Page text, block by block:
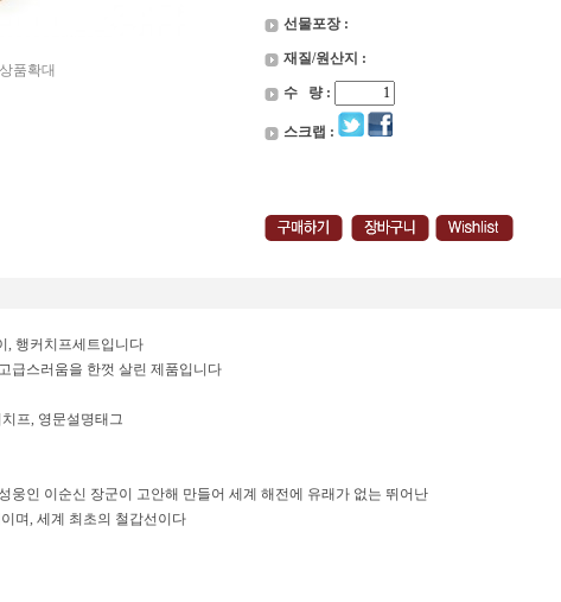
품확대
선물포장 :
재질/원산지 :
수 량 :
스크랩 :
, 행커치프세트입니다
급스러움을 한껏 살린 제품입니다
프, 영문설명태그
웅인 이순신 장군이 고안해 만들어 세계 해전에 유래가 없는 뛰어난
며, 세계 최초의 철갑선이다